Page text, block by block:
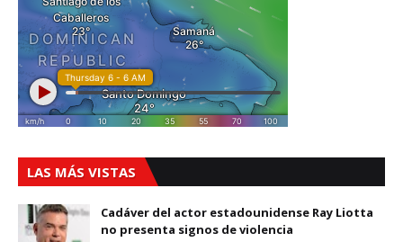
LAS MÁS VISTAS
Cadáver del actor estadounidense Ray Liotta
no presenta signos de violencia